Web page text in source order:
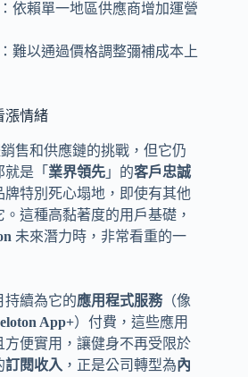
：依賴單一地區供應商增加運營
：難以通過價格調整彌補成本上
漲情緒
售和供應鏈的挑戰，但它仍
是「 業界領先 」的客戶忠誠
牌特別死心塌地，即使有其他
這種高黏著度的用戶基礎，
未來潛力時，非常看重的一
持續為它的應用程式服務（像
App+）付費，這些應用
便實用，讓健身不再受限於
訂閱收入 ，正是公司轉型為內